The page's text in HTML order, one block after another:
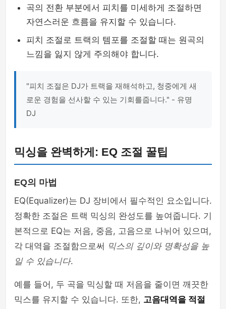
곡의 전환 부분에서 피치를 미세하게 조절하면
자연스러운 흐름을 유지할 수 있습니다.
피치 조절로 트랙의 템포를 조절할 때는 원곡의
느낌을 잃지 않게 주의해야 합니다.
"피치 조절은 DJ가 트랙을 재해석하고, 청중에게 새
로운 경험을 선사할 수 있는 기회를줍니다." - 유명
DJ
믹싱을 완벽하게: EQ 조절 꿀팁
EQ의 마법
EQ(Equalizer)는 DJ 장비에서 필수적인 요소입니다.
정확한 조절은 트랙 믹싱의 완성도를 높여줍니다. 기
본적으로 EQ는 저음, 중음, 고음으로 나뉘어 있으며,
각 대역을 조절함으로써 믹스의 깊이와 명확성을 높
일 수 있습니다.
예를 들어, 두 곡을 믹싱할 때 저음을 줄이면 깨끗한
믹스를 유지할 수 있습니다. 또한, 고음대역을 적절